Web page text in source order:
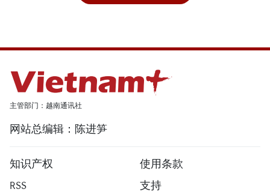
主管部门：越南通讯社
网站总编辑：陈进笋
知识产权
使用条款
RSS
支持